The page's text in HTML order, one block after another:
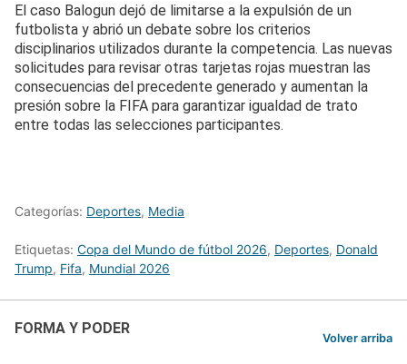
El caso Balogun dejó de limitarse a la expulsión de un
futbolista y abrió un debate sobre los criterios
disciplinarios utilizados durante la competencia. Las nuevas
solicitudes para revisar otras tarjetas rojas muestran las
consecuencias del precedente generado y aumentan la
presión sobre la FIFA para garantizar igualdad de trato
entre todas las selecciones participantes.
Categorías: Deportes, Media
Etiquetas: Copa del Mundo de fútbol 2026, Deportes, Donald
Trump, Fifa, Mundial 2026
FORMA Y PODER
Volver arriba